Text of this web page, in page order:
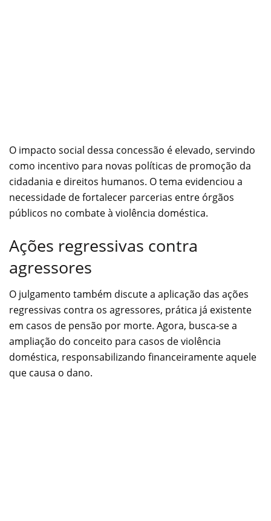
O impacto social dessa concessão é elevado, servindo
como incentivo para novas políticas de promoção da
cidadania e direitos humanos. O tema evidenciou a
necessidade de fortalecer parcerias entre órgãos
públicos no combate à violência doméstica.
Ações regressivas contra
agressores
O julgamento também discute a aplicação das ações
regressivas contra os agressores, prática já existente
em casos de pensão por morte. Agora, busca-se a
ampliação do conceito para casos de violência
doméstica, responsabilizando financeiramente aquele
que causa o dano.